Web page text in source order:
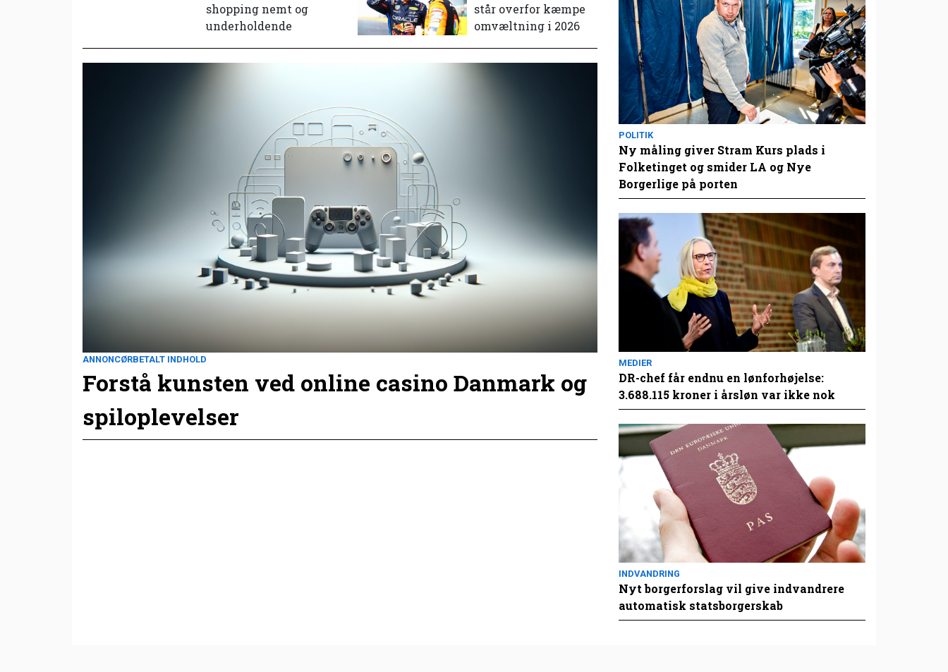
shopping nemt og
underholdende
står overfor kæmpe
omvæltning i 2026
ANNONCØRBETALT INDHOLD
Forstå kunsten ved online casino Danmark og
spiloplevelser
POLITIK
Ny måling giver Stram Kurs plads i
Folketinget og smider LA og Nye
Borgerlige på porten
MEDIER
DR-chef får endnu en lønforhøjelse:
3.688.115 kroner i årsløn var ikke nok
INDVANDRING
Nyt borgerforslag vil give indvandrere
automatisk statsborgerskab